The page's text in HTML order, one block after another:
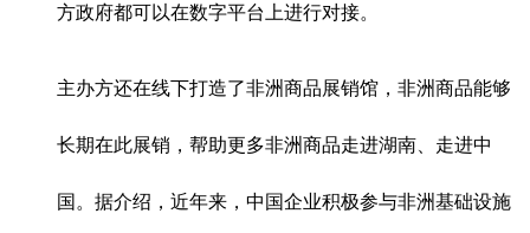
方政府都可以在数字平台上进行对接。
主办方还在线下打造了非洲商品展销馆，非洲商品能够
长期在此展销，帮助更多非洲商品走进湖南、走进中
国。据介绍，近年来，中国企业积极参与非洲基础设施